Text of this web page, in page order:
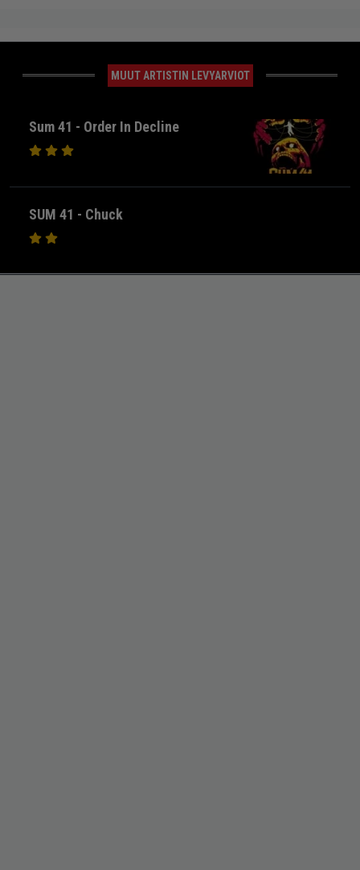
MUUT ARTISTIN LEVYARVIOT
Sum 41 - Order In Decline
SUM 41 - Chuck